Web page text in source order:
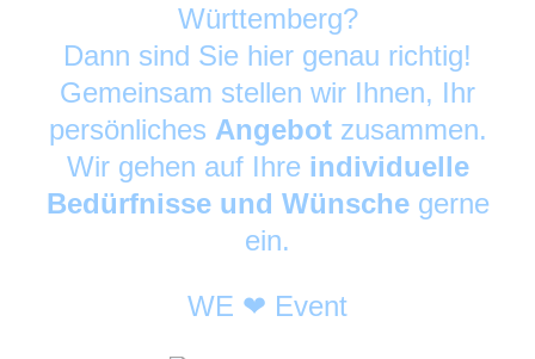
Württemberg?
Dann sind Sie hier genau richtig!
Gemeinsam stellen wir Ihnen, Ihr
persönliches Angebot zusammen.
Wir gehen auf Ihre individuelle
Bedürfnisse und Wünschegerne
ein.
WE ❤ Event